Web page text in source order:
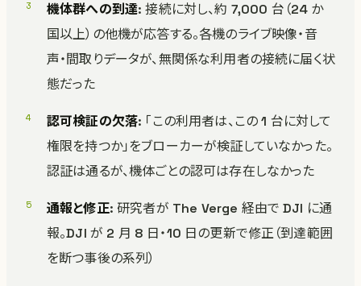
機体群への到達: 接続に対し、約 7,000 台（24 か
国以上）の他機が応答する。各機のライブ映像・音
声・間取りデータが、無関係な利用者の接続に届く状
態だった
認可検証の欠落: 「この利用者は、この 1 台に対して
権限を持つか」をブローカーが検証していなかった。
認証は通るが、機体ごとの認可は存在しなかった
通報と修正: 研究者が The Verge 経由で DJI に通
報。DJI が 2 月 8 日・10 日の更新で修正（到達範囲
を断つ事後の系列）